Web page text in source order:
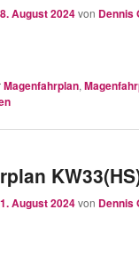
August 2024von Dennis
Magenfahrplan,
August 2024von Dennis